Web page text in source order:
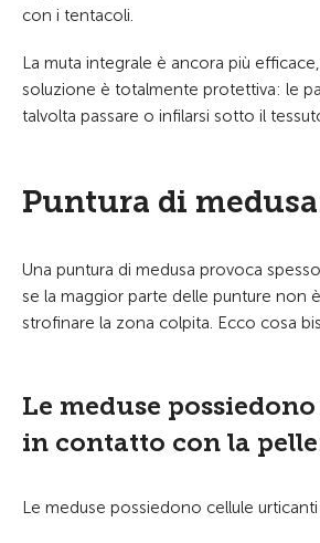
con i tentacoli.
La muta integrale è ancora più
soluzione è totalmente protettiva: le
talvolta passare o infilarsi sotto il
Puntura di
Una puntura di medusa provoca
se la maggior parte delle punture non
strofinare la zona colpita. Ecco cosa
Le meduse
in contatto con la
Le meduse possiedono cellule